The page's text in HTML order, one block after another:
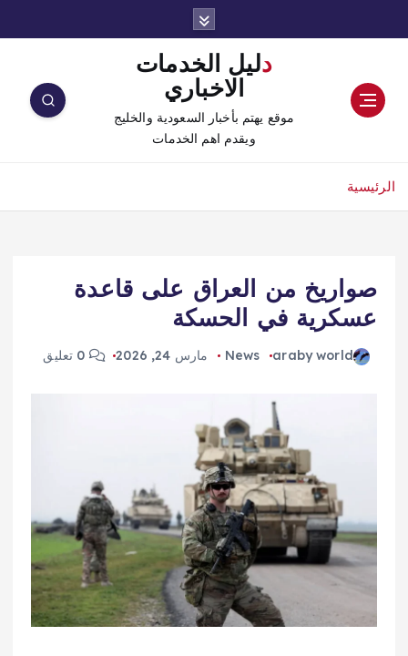
دليل الخدمات
الاخباري
موقع يهتم بأخبار السعودية والخليج
ويقدم اهم الخدمات
الرئيسية
صواريخ من العراق على قاعدة
عسكرية في الحسكة
araby world
News مارس 24, 2026